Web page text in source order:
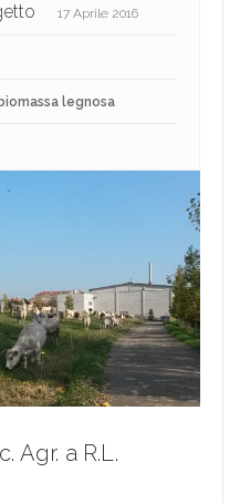
17 Aprile 2016
legnosa
Agr. a R.L.